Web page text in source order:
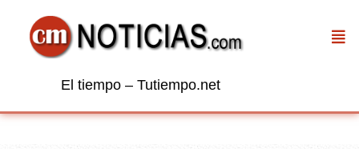
El tiempo – Tutiempo.net